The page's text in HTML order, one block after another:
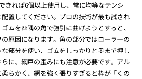
きれば6個以上使用し、常に均等なテンシ
置してください。プロの技術が最も試され
ムを四隅の角で強引に曲げようとすると、
原因になります。角の部分ではローラーの
部分を使い、ゴムをしっかりと奥まで押し
に、網戸の歪みにも注意が必要です。アル
らかく、網を強く張りすぎると枠が「くの